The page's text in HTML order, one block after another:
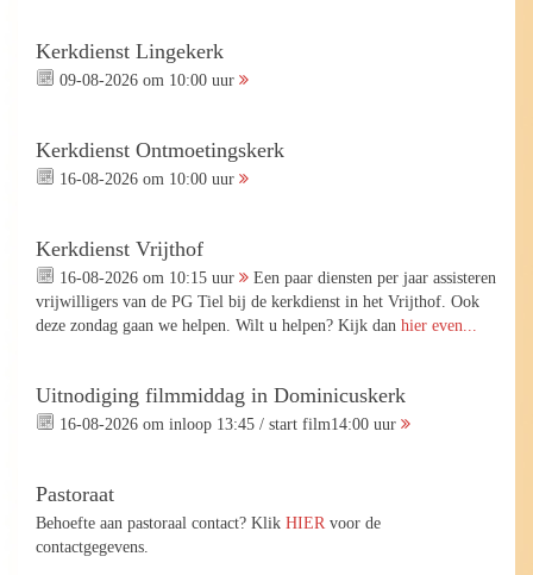
Kerkdienst Lingekerk
09-08-2026 om 10:00 uur
Kerkdienst Ontmoetingskerk
16-08-2026 om 10:00 uur
Kerkdienst Vrijthof
16-08-2026 om 10:15 uur
Een paar diensten per jaar assisteren
vrijwilligers van de PG Tiel bij de kerkdienst in het Vrijthof. Ook
deze zondag gaan we helpen. Wilt u helpen? Kijk dan hier even...
Uitnodiging filmmiddag in Dominicuskerk
16-08-2026 om inloop 13:45 / start film14:00 uur
Pastoraat
Behoefte aan pastoraal contact? Klik HIER voor de
contactgegevens.